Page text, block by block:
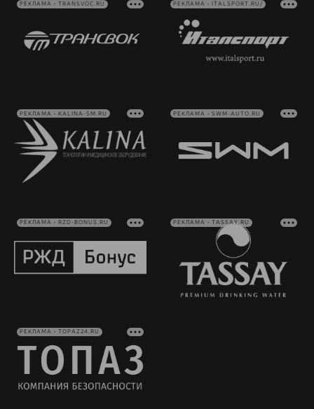
РЕКЛАМА • TRANSVOC.RU РЕКЛАМА • ITALSPORT.RU/
РЕКЛАМА • KALINA-SM.RU РЕКЛАМА • SWM-AUTO.RU
РЕКЛАМА • RZD-BONUS.RU РЕКЛАМА • TASSAY.RU
РЕКЛАМА • TOPAZ24.RU